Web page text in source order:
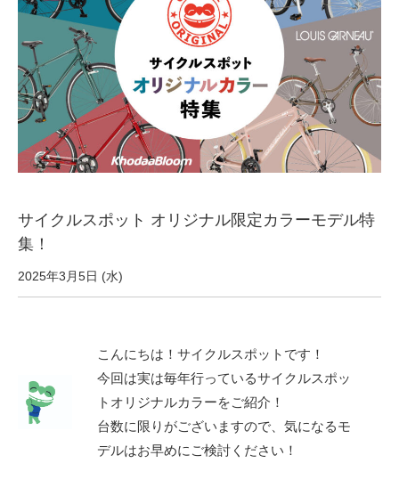
修理・メンテナンス工賃
盗難保証
SpotMateログイン
オリジナル自転車
eVita
サイクルスポット オリジナル限定カラーモデル特
集！
2025年3月5日 (水)
こんにちは！サイクルスポットです！
今回は実は毎年行っているサイクルスポッ
トオリジナルカラーをご紹介！
台数に限りがございますので、気になるモ
デルはお早めにご検討ください！